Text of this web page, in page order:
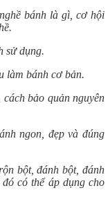
bánh là gì, cơ hội
sử dụng.
làm bánh cơ bản.
bảo quản nguyên
ngon, đẹp và đúng
bột, đánh bột, đánh
có thể áp dụng cho